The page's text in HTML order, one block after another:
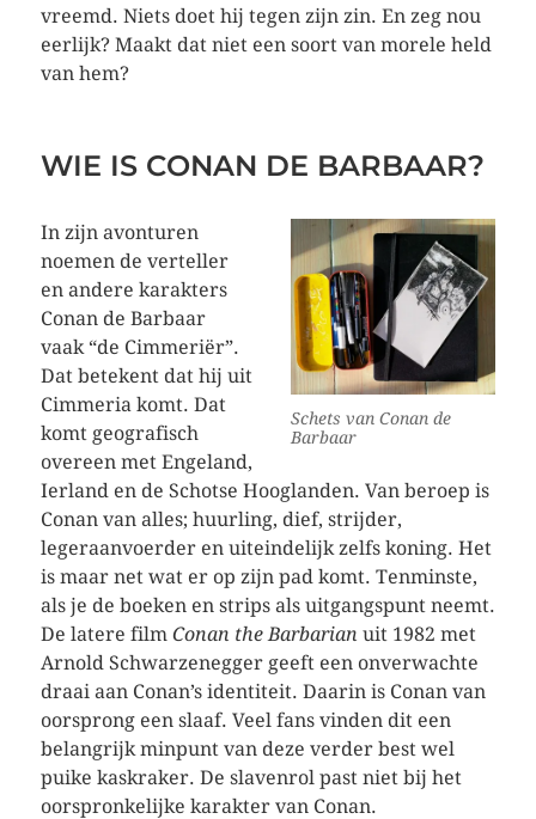
vreemd. Niets doet hij tegen zijn zin. En zeg nou
eerlijk? Maakt dat niet een soort van morele held
van hem?
WIE IS CONAN DE BARBAAR?
Schets van Conan de
Barbaar
In zijn avonturen
noemen de verteller
en andere karakters
Conan de Barbaar
vaak “de Cimmeriër”.
Dat betekent dat hij uit
Cimmeria komt. Dat
komt geografisch
overeen met Engeland,
Ierland en de Schotse Hooglanden. Van beroep is
Conan van alles; huurling, dief, strijder,
legeraanvoerder en uiteindelijk zelfs koning. Het
is maar net wat er op zijn pad komt. Tenminste,
als je de boeken en strips als uitgangspunt neemt.
De latere film Conan the Barbarian uit 1982 met
Arnold Schwarzenegger geeft een onverwachte
draai aan Conan’s identiteit. Daarin is Conan van
oorsprong een slaaf. Veel fans vinden dit een
belangrijk minpunt van deze verder best wel
puike kaskraker. De slavenrol past niet bij het
oorspronkelijke karakter van Conan.